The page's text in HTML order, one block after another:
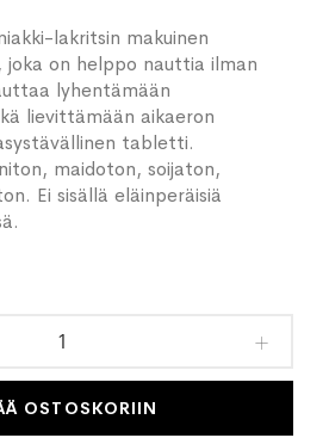
lakritsin makuinen
joka on helppo nauttia ilman
lyhentämään
lievittämään aikaeron
tabletti.
maidoton, soijaton,
Ei sisällä eläinperäisiä
OSTOSKORIIN